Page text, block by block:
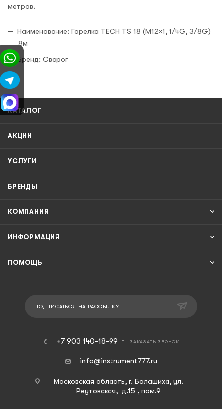
метров.
Наименование: Горелка TECH TS 18 (M12×1, 1/4G, 3/8G)
8м
Бренд: Сварог
КАТАЛОГ
АКЦИИ
УСЛУГИ
БРЕНДЫ
КОМПАНИЯ
ИНФОРМАЦИЯ
ПОМОЩЬ
ПОДПИСАТЬСЯ НА РАССЫЛКУ
+7 903 140-18-99 ЗАКАЗАТЬ ЗВОНОК
info@instrument777.ru
Московская область, г. Балашиха, ул.
Реутовская, д.15 , пом.9